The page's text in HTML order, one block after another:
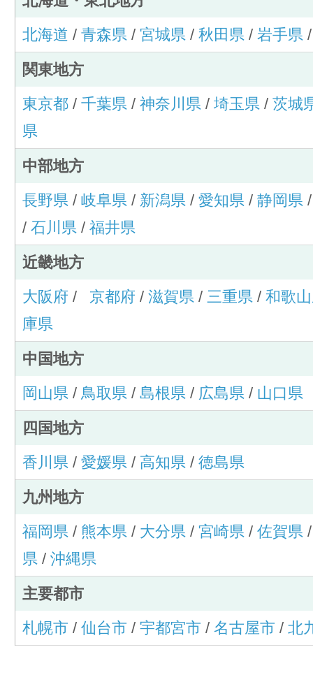
北海道 / 青森県/ 宮城県/ 秋田県/ 岩手県
関東地方
東京都/ 千葉県/ 神奈川県/ 埼玉県/ 茨城
県
中部地方
長野県/ 岐阜県/ 新潟県/ 愛知県/ 静岡県
/ 石川県/ 福井県
近畿地方
大阪府 / 京都府 / 滋賀県/ 三重県/ 和歌
庫県
中国地方
岡山県/ 鳥取県/ 島根県/ 広島県/ 山口県
四国地方
香川県/ 愛媛県/ 高知県/ 徳島県
九州地方
福岡県/ 熊本県/ 大分県/ 宮崎県/ 佐賀県
県/ 沖縄県
主要都市
札幌市 / 仙台市 / 宇都宮市 / 名古屋市 / 北